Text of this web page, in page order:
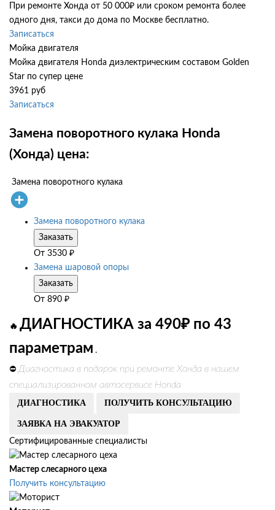
При ремонте Хонда от 50 000₽ или сроком ремонта более
одного дня, такси до дома по Москве бесплатно.
Записаться
Мойка двигателя
Мойка двигателя Honda диэлектрическим составом Golden
Star по супер цене
3961 руб
Записаться
Замена поворотного кулака Honda
(Хонда) цена:
Замена поворотного кулака
Замена поворотного кулака
Заказать
От 3530 ₽
Замена шаровой опоры
Заказать
От 890 ₽
🔥 ДИАГНОСТИКА за 490₽ по 43
параметрам .
⛔ Диагностика в подарок при ремонте Хонда в нашем
специализированном автосервисе Honda
ДИАГНОСТИКА ПОЛУЧИТЬ КОНСУЛЬТАЦИЮ
ЗАЯВКА НА ЭВАКУАТОР
Сертифицированные специалисты
Мастер слесарного цеха
Получить консультацию